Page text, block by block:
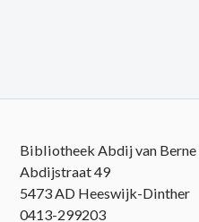
Bibliotheek Abdij van Berne
Abdijstraat 49
5473 AD Heeswijk-Dinther
0413-299203